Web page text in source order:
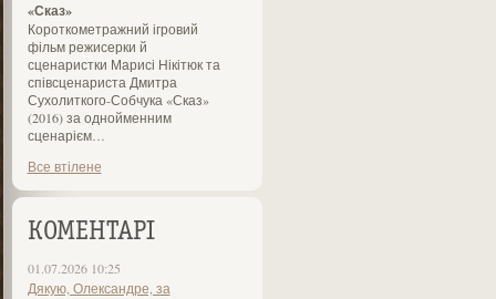
«Сказ»
Короткометражний ігровий
фільм режисерки й
сценаристки Марисі Нікітюк та
співсценариста Дмитра
Сухолиткого-Собчука «Сказ»
(2016) за однойменним
сценарієм…
Все втілене
КОМЕНТАРІ
01.07.2026 10:25
Дякую, Олександре, за